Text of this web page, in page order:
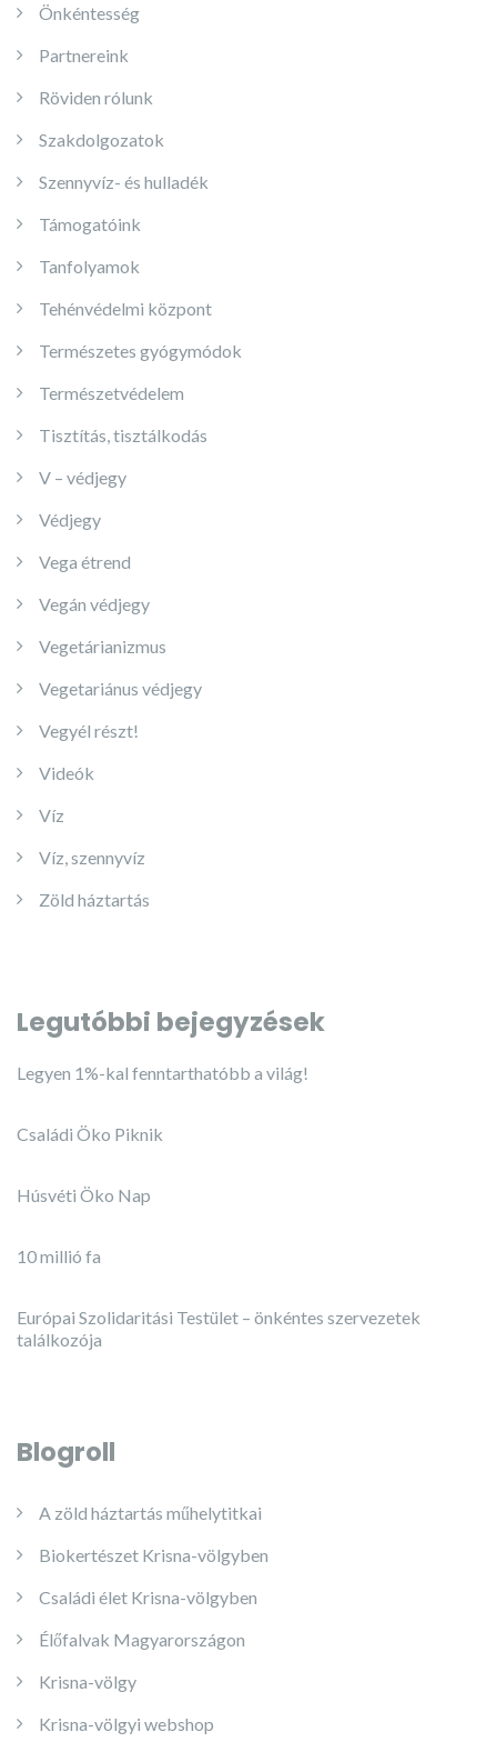
Önkéntesség
Partnereink
Röviden rólunk
Szakdolgozatok
Szennyvíz- és hulladék
Támogatóink
Tanfolyamok
Tehénvédelmi központ
Természetes gyógymódok
Természetvédelem
Tisztítás, tisztálkodás
V – védjegy
Védjegy
Vega étrend
Vegán védjegy
Vegetárianizmus
Vegetariánus védjegy
Vegyél részt!
Videók
Víz
Víz, szennyvíz
Zöld háztartás
Legutóbbi bejegyzések
Legyen 1%-kal fenntarthatóbb a világ!
Családi Öko Piknik
Húsvéti Öko Nap
10 millió fa
Európai Szolidaritási Testület – önkéntes szervezetek
találkozója
Blogroll
A zöld háztartás műhelytitkai
Biokertészet Krisna-völgyben
Családi élet Krisna-völgyben
Élőfalvak Magyarországon
Krisna-völgy
Krisna-völgyi webshop